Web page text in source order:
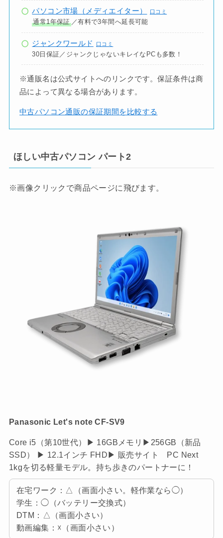
パソコン市場（メディエイター） 口コミ
通常1年保証／有料で3年間へ延長可能
ジャンクワールド 口コミ
30日保証／ジャンクじゃないキレイなPCも多数！
※通販名は公式サイトへのリンクです。保証条件は商
品によって異なる場合があります。
中古パソコン通販の保証期間を比較する
ほしい中古パソコン パート2
※画像クリックで商品ページに飛びます。
Panasonic Let's note CF-SV9
Core i5（第10世代）▶ 16GBメモリ▶256GB（新品
SSD） ▶ 12.1インチ FHD▶ 販売サイト PC Next
1kgを切る軽量モデル。持ち歩きのパートナーに！
在宅ワーク：△（画面小さい。軽作業なら◯）
学生：◯（バッテリー交換式）
DTM：△（画面小さい）
動画編集：☓（画面小さい）